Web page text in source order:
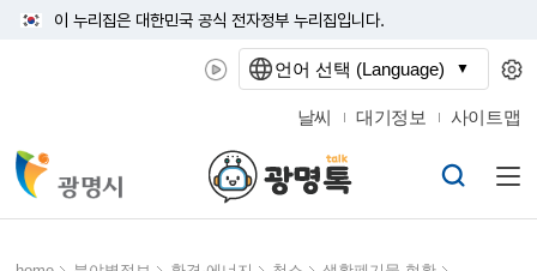
이 누리집은 대한민국 공식 전자정부 누리집입니다.
날씨 대기정보 사이트맵
언어 선택 (Language)